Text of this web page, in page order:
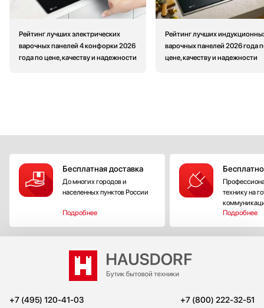
Рейтинг лучших электрических
варочных панелей 4 конфорки 2026
года по цене, качеству и надежности
Рейтинг лучших
варочных панелей 2026 года
цене, качеству и надежности
Бесплатная доставка
До многих городов и
населенных пунктов России
Подробнее
технику на
Подробнее
+7 (495) 120-41-03 +7 (800) 222-32-51